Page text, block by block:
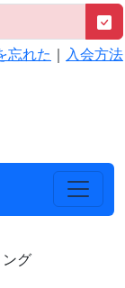
忘れた ｜ 入会方法
グ